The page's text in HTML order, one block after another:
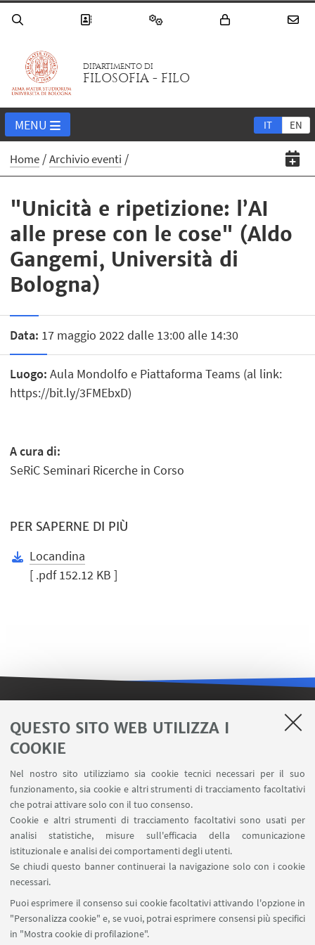
QUESTO SITO WEB UTILIZZA I
COOKIE
Nel nostro sito utilizziamo sia cookie tecnici necessari per il suo
funzionamento, sia cookie e altri strumenti di tracciamento facoltativi
che potrai attivare solo con il tuo consenso.
Cookie e altri strumenti di tracciamento facoltativi sono usati per
analisi statistiche, misure sull'efficacia della comunicazione
istituzionale e analisi dei comportamenti degli utenti.
Se chiudi questo banner continuerai la navigazione solo con i cookie
necessari.
Puoi esprimere il consenso sui cookie facoltativi attivando l'opzione in
"Personalizza cookie" e, se vuoi, potrai esprimere consensi più specifici
in "Mostra cookie di profilazione".
DIPARTIMENTO DI
FILOSOFIA - FILO
IT EN
MENU
Home Archivio eventi
"Unicità e ripetizione: l’AI
alle prese con le cose" (Aldo
Gangemi, Università di
Bologna)
Data: 17 maggio 2022 dalle 13:00 alle 14:30
Luogo: Aula Mondolfo e Piattaforma Teams (al link:
https://bit.ly/3FMEbxD)
A cura di:
SeRiC Seminari Ricerche in Corso
PER SAPERNE DI PIÙ
Locandina
[ .pdf 152.12 KB ]
LINK UTILI
Area riservata FILO
U-Web Missioni
AlmaEsami
AlmaWifi
Proxy: connessione da remoto
InfoPoint Azzo Gardino
SEGUI UNIBO SU: